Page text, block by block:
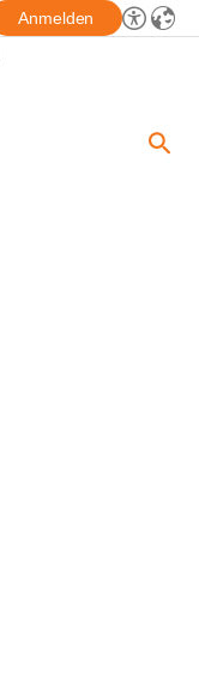
Anmelden